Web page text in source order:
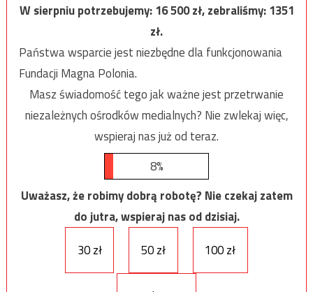
W sierpniu potrzebujemy:16 500zł, zebraliśmy:1351
zł.
Państwa wsparcie jest niezbędne dla funkcjonowania
Fundacji Magna Polonia.
Masz świadomość tego jak ważne jest przetrwanie
niezależnych ośrodków medialnych? Nie zwlekaj więc,
wspieraj nas już od teraz.
8%
Uważasz, że robimy dobrą robotę? Nie czekaj zatem
do jutra, wspieraj nas od dzisiaj.
30 zł
50 zł 100 zł